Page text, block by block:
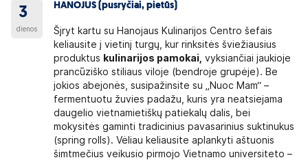
3
dienos
HANOJUS (pusryčiai, pietūs)
Šįryt kartu su Hanojaus Kulinarijos Centro šefais
keliausite į vietinį turgų, kur rinksitės šviežiausius
produktus kulinarijos pamokai, vyksiančiai jaukioje
prancūziško stiliaus viloje (bendroje grupėje). Be
jokios abejonės, susipažinsite su „Nuoc Mam“ –
fermentuotu žuvies padažu, kuris yra neatsiejama
daugelio vietnamietiškų patiekalų dalis, bei
mokysitės gaminti tradicinius pavasarinius suktinukus
(spring rolls). Vėliau keliausite aplankyti aštuonis
šimtmečius veikusio pirmojo Vietnamo universiteto –